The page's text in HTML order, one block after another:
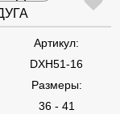
Артикул:
DXH51-16
Размеры:
36 - 41